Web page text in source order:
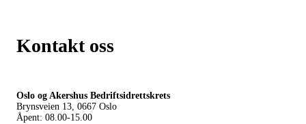
Kontakt oss
Oslo og Akershus Bedriftsidrettskrets
Brynsveien 13, 0667 Oslo
Åpent: 08.00-15.00